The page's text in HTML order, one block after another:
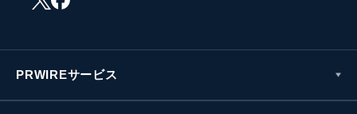
PRWIREサービス